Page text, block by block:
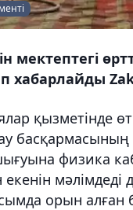
мектептегі
хабарлайды
қызметінде
физика
орын алған